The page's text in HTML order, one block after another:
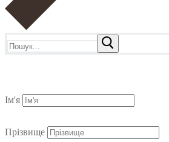
Ім'я
Прізвище